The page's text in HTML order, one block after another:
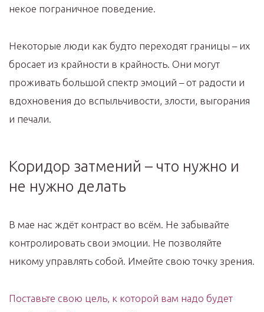
некое пограничное поведение.
Некоторые люди как будто переходят границы – их
бросает из крайности в крайность. Они могут
проживать большой спектр эмоций – от радости и
вдохновения до вспыльчивости, злости, выгорания
и печали.
Коридор затмений – что нужно и
не нужно делать
В мае нас ждёт контраст во всём. Не забывайте
контролировать свои эмоции. Не позволяйте
никому управлять собой. Имейте свою точку зрения.
Поставьте свою цель, к которой вам надо будет